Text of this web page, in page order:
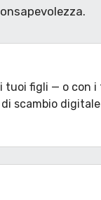
tuoi figli — o con
scambio